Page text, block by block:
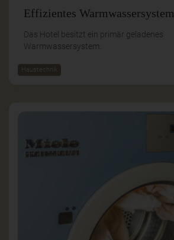
Effizientes Warmwassersystem
Das Hotel besitzt ein primär geladenes
Warmwassersystem.
Haustechnik